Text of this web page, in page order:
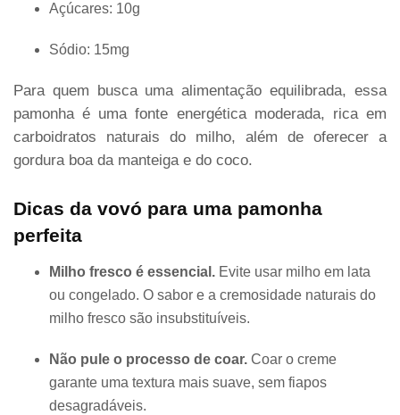
Açúcares: 10g
Sódio: 15mg
Para quem busca uma alimentação equilibrada, essa
pamonha é uma fonte energética moderada, rica em
carboidratos naturais do milho, além de oferecer a
gordura boa da manteiga e do coco.
Dicas da vovó para uma pamonha
perfeita
Milho fresco é essencial. Evite usar milho em lata
ou congelado. O sabor e a cremosidade naturais do
milho fresco são insubstituíveis.
Não pule o processo de coar. Coar o creme
garante uma textura mais suave, sem fiapos
desagradáveis.